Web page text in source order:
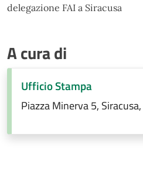
delegazione FAI a Siracusa
A cura di
Ufficio Stampa
Piazza Minerva 5,